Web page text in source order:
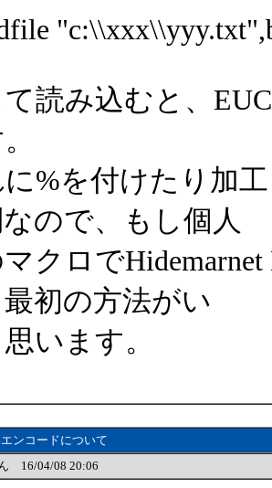
て読み込むと、
に%を付けたり加
ので、もし個人
クロで
初の方法がい
います。
ンコードについて
16/04/08 20:06